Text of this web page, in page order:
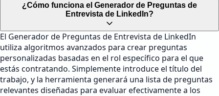
¿Cómo funciona el Generador de Preguntas de
Entrevista de LinkedIn?
El Generador de Preguntas de Entrevista de LinkedIn
utiliza algoritmos avanzados para crear preguntas
personalizadas basadas en el rol específico para el que
estás contratando. Simplemente introduce el título del
trabajo, y la herramienta generará una lista de preguntas
relevantes diseñadas para evaluar efectivamente a los